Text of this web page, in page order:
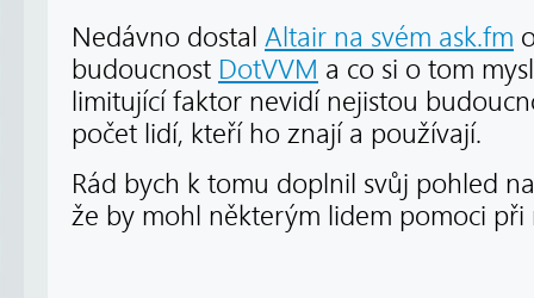
Nedávno dostal Altair na svém ask.fm
budoucnost DotVVM a co si o tom
limitující faktor nevidí nejistou
počet lidí, kteří ho znají a používají.
Rád bych k tomu doplnil svůj pohled
že by mohl některým lidem pomoci při